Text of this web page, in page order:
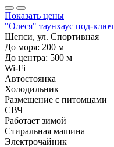
Показать цены
"Олеся" таунхаус под-ключ
Шепси, ул. Спортивная
До моря: 200 м
До центра: 500 м
Wi-Fi
Автостоянка
Холодильник
Размещение с питомцами
СВЧ
Работает зимой
Стиральная машина
Электрочайник